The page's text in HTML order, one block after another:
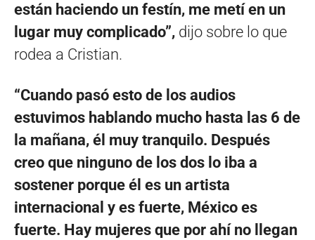
están haciendo un festín, me metí en un
lugar muy complicado”, dijo sobre lo que
rodea a Cristian.
“Cuando pasó esto de los audios
estuvimos hablando mucho hasta las 6 de
la mañana, él muy tranquilo. Después
creo que ninguno de los dos lo iba a
sostener porque él es un artista
internacional y es fuerte, México es
fuerte. Hay mujeres que por ahí no llegan